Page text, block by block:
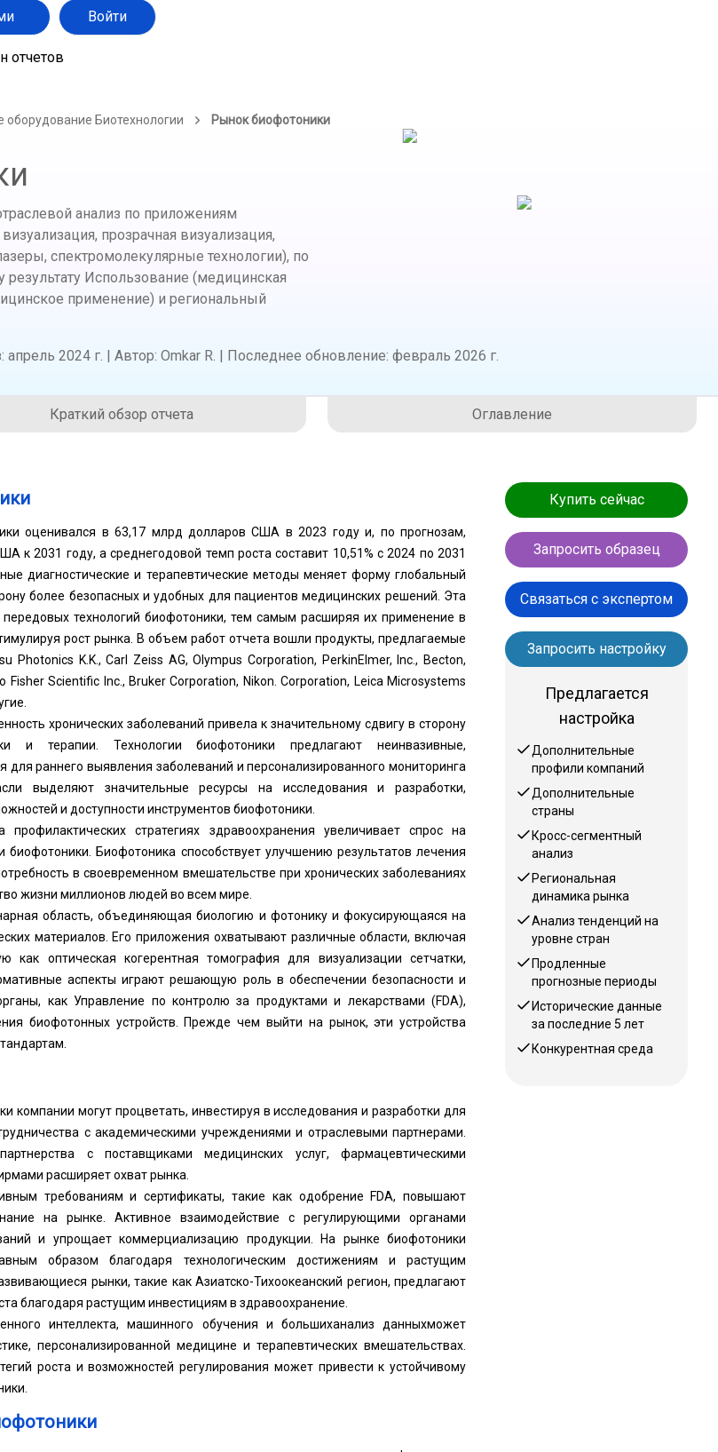
Войти
отчетов
Биотехнологии Рынок биофотоники
анализ по приложениям
прозрачная визуализация,
спектромолекулярные технологии), по
Использование (медицинская
применение) и региональный
: апрель 2024 г. | Автор: Omkar R. | Последнее обновление: февраль 2026 г.
Краткий обзор отчета Оглавление
оценивался в 63,17 млрд долларов США в 2023 году и, по прогнозам,
к 2031 году, а среднегодовой темп роста составит 10,51% с 2024 по 2031
диагностические и терапевтические методы меняет форму глобальный
более безопасных и удобных для пациентов медицинских решений. Эта
передовых технологий биофотоники, тем самым расширяя их применение в
рост рынка. В объем работ отчета вошли продукты, предлагаемые
Photonics K.K., Carl Zeiss AG, Olympus Corporation, PerkinElmer, Inc., Becton,
Fisher Scientific Inc., Bruker Corporation, Nikon. Corporation, Leica Microsystems
хронических заболеваний привела к значительному сдвигу в сторону
и терапии. Технологии биофотоники предлагают неинвазивные,
для раннего выявления заболеваний и персонализированного мониторинга
выделяют значительные ресурсы на исследования и разработки,
и доступности инструментов биофотоники.
стратегиях здравоохранения увеличивает спрос на
Биофотоника способствует улучшению результатов лечения
в своевременном вмешательстве при хронических заболеваниях
жизни миллионов людей во всем мире.
область, объединяющая биологию и фотонику и фокусирующаяся на
материалов. Его приложения охватывают различные области, включая
​​как оптическая когерентная томография для визуализации сетчатки,
аспекты играют решающую роль в обеспечении безопасности и
как Управление по контролю за продуктами и лекарствами (FDA),
биофотонных устройств. Прежде чем выйти на рынок, эти устройства
компании могут процветать, инвестируя в исследования и разработки для
с академическими учреждениями и отраслевыми партнерами.
с поставщиками медицинских услуг, фармацевтическими
расширяет охват рынка.
требованиям и сертификаты, такие как одобрение FDA, повышают
на рынке. Активное взаимодействие с регулирующими органами
и упрощает коммерциализацию продукции. На рынке биофотоники
образом благодаря технологическим достижениям и растущим
рынки, такие как Азиатско-Тихоокеанский регион, предлагают
благодаря растущим инвестициям в здравоохранение.
интеллекта, машинного обучения и большиханализ данныхможет
персонализированной медицине и терапевтических вмешательствах.
роста и возможностей регулирования может привести к устойчивому
Купить сейчас
Запросить образец
Связаться с экспертом
Запросить настройку
Предлагается
настройка
Дополнительные
профили компаний
Дополнительные
страны
Кросс-сегментный
анализ
Региональная
динамика рынка
Анализ тенденций на
уровне стран
Продленные
прогнозные периоды
Исторические данные
за последние 5 лет
Конкурентная среда